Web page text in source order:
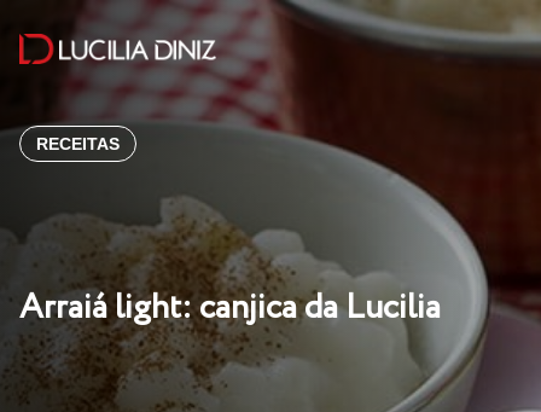
RECEITAS
Arraiá light: canjica da Lucilia